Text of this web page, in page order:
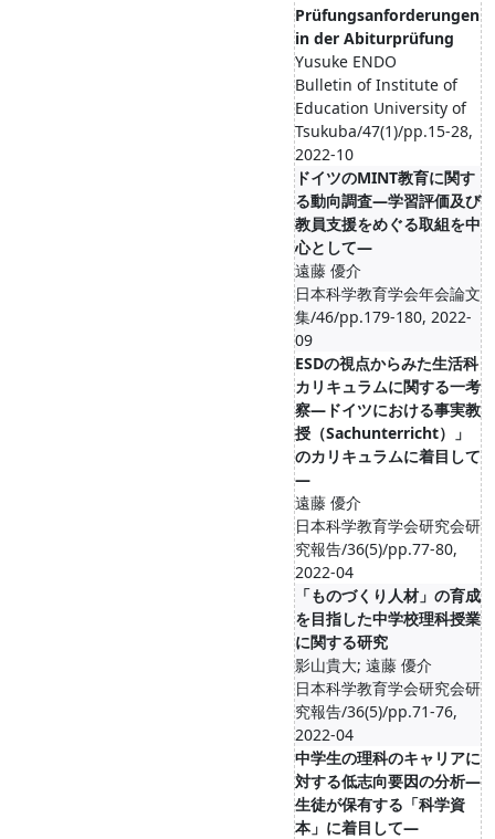
Prüfungsanforderungen
in der Abiturprüfung
Yusuke ENDO
Bulletin of Institute of
Education University of
Tsukuba/47(1)/pp.15-28,
2022-10
ドイツのMINT教育に関す
る動向調査―学習評価及び
教員支援をめぐる取組を中
心として―
遠藤 優介
日本科学教育学会年会論文
集/46/pp.179-180, 2022-
09
ESDの視点からみた生活科
カリキュラムに関する一考
察―ドイツにおける事実教
授（Sachunterricht）」
のカリキュラムに着目して
―
遠藤 優介
日本科学教育学会研究会研
究報告/36(5)/pp.77-80,
2022-04
「ものづくり人材」の育成
を目指した中学校理科授業
に関する研究
影山貴大; 遠藤 優介
日本科学教育学会研究会研
究報告/36(5)/pp.71-76,
2022-04
中学生の理科のキャリアに
対する低志向要因の分析―
生徒が保有する「科学資
本」に着目して―